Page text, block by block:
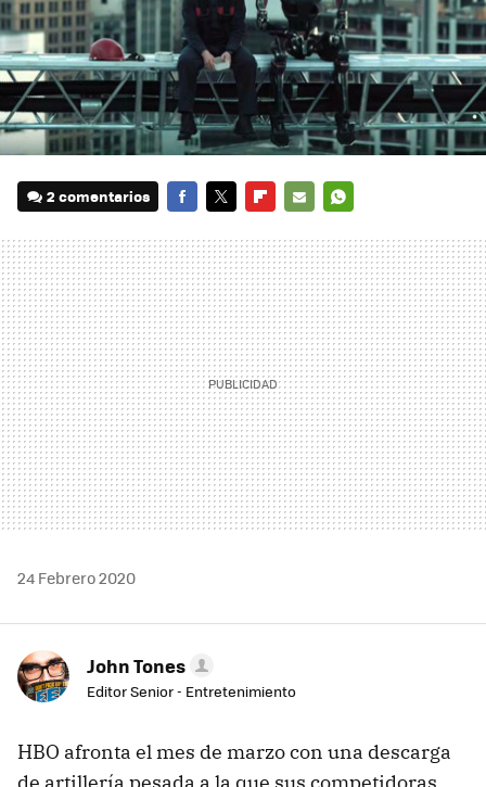
2 comentarios
MAIL
24 Febrero 2020
John Tones
Editor Senior - Entretenimiento
HBO afronta el mes de marzo con una descarga
de artillería pesada a la que sus competidoras